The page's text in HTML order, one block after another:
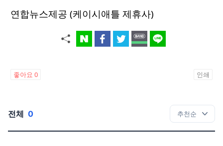
연합뉴스제공 (케이시애틀 제휴사)
좋아요 0 인쇄
전체 0